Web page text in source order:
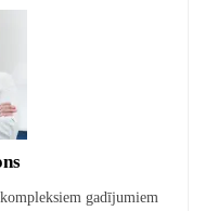
gadījumiem